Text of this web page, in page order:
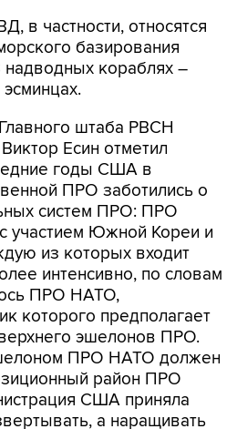
в частности, относятся
базирования
надводных кораблях –
штаба РВСН
Есин отметил
годы США в
ПРО заботились о
систем ПРО: ПРО
участием Южной Кореи и
из которых входит
интенсивно, по словам
ПРО НАТО,
которого предполагает
эшелонов ПРО.
ПРО НАТО должен
район ПРО
США приняла
а наращивать